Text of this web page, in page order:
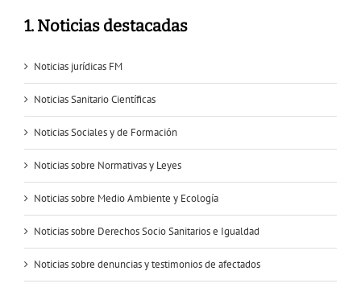
1. Noticias destacadas
Noticias jurídicas FM
Noticias Sanitario Científicas
Noticias Sociales y de Formación
Noticias sobre Normativas y Leyes
Noticias sobre Medio Ambiente y Ecología
Noticias sobre Derechos Socio Sanitarios e Igualdad
Noticias sobre denuncias y testimonios de afectados